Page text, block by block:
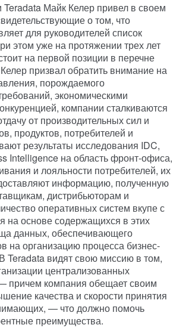
Майк Келер привел в своем
о том, что
для руководителей список
этом уже на протяжении трех лет
на первой позиции в перечне
призвал обратить внимание на
порождаемого
экономическими
компании сталкиваются
от производительных сил и
продуктов, потребителей и
результаты исследования IDC,
Intelligence на область фронт-офиса,
и лояльности потребителей, их
информацию, полученную
дистрибьюторам и
оперативных систем вкупе с
основе содержащихся в этих
данных, обеспечивающего
на организацию процесса бизнес-
Teradata видят свою миссию в том,
централизованных
причем компания обещает своим
качества и скорости принятия
— что должно помочь
преимущества.